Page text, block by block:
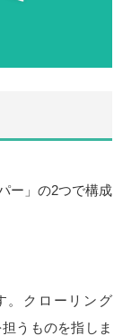
ー」の2つで構成
。クローリング
うものを指しま